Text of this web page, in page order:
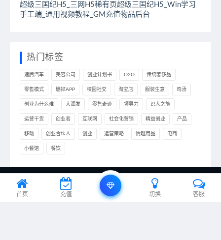
超级三国纪H5_三网H5稀有页超级三国纪H5_Win学习
手工端_通用视频教程_GM充值物品后台
热门标签
速腾汽车 美容公司 创业计划书 O2O 传统奢侈品
零售模式 删掉APP 校园社交 淘宝店 服装生意 鸡汤
创业为什么难 大润发 零售奇迹 领导力 识人之能
运营干货 创业者 互联网 社会化营销 精益创业 产品
移动 创业合伙人 创业 运营策略 情趣用品 电商
小餐馆 餐饮
© 2020 ideall.cn & All rights reserved. 本站托管于：
编程笔记
湘ICP备2022000926号
首页 充值 切换 客服